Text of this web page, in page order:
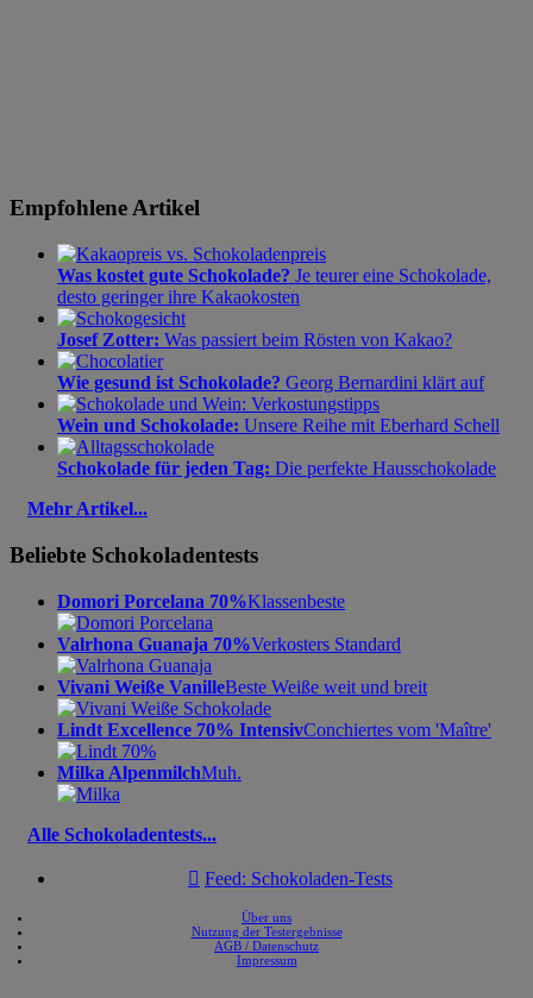
Empfohlene Artikel
Was kostet gute Schokolade? Je teurer eine Schokolade,
desto geringer ihre Kakaokosten
Josef Zotter: Was passiert beim Rösten von Kakao?
Wie gesund ist Schokolade? Georg Bernardini klärt auf
Wein und Schokolade: Unsere Reihe mit Eberhard Schell
Schokolade für jeden Tag: Die perfekte Hausschokolade
Mehr Artikel...
Beliebte Schokoladentests
Domori Porcelana 70%Klassenbeste
Valrhona Guanaja 70%Verkosters Standard
Vivani Weiße VanilleBeste Weiße weit und breit
Lindt Excellence 70% IntensivConchiertes vom 'Maître'
Milka AlpenmilchMuh.
Alle Schokoladentests...
 Feed: Schokoladen-Tests
Über uns
Nutzung der Testergebnisse
AGB / Datenschutz
Impressum